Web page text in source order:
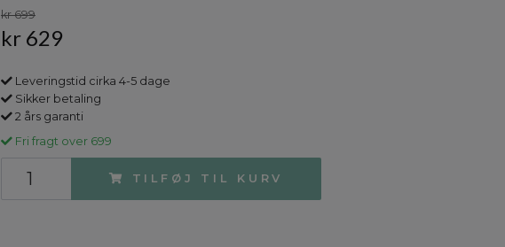
kr 699
kr 629
Leveringstid cirka 4-5 dage
Sikker betaling
2 års garanti
Fri fragt over 699
TILFØJ TIL KURV